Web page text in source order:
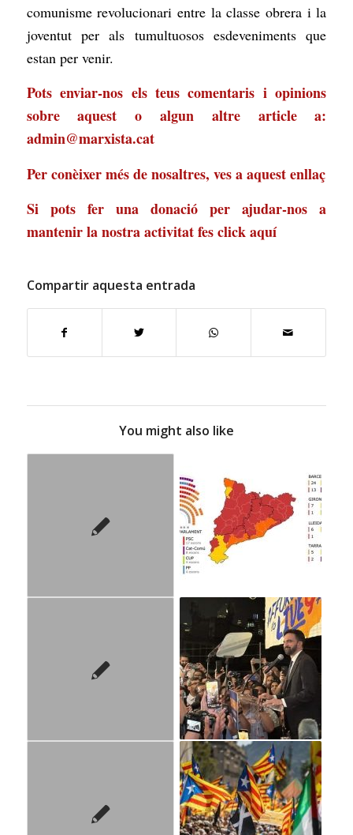
comunisme revolucionari entre la classe obrera i la
joventut per als tumultuosos esdeveniments que
estan per venir.
Pots enviar-nos els teus comentaris i opinions
sobre aquest o algun altre article a:
admin@marxista.cat
Per conèixer més de nosaltres, ves aaquest enllaç
Si pots fer una donació per ajudar-nos a
mantenir la nostra activitatfes click aquí
Compartir aquesta entrada
You might also like